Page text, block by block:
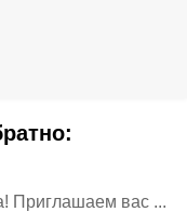
Приглашаем вас ...